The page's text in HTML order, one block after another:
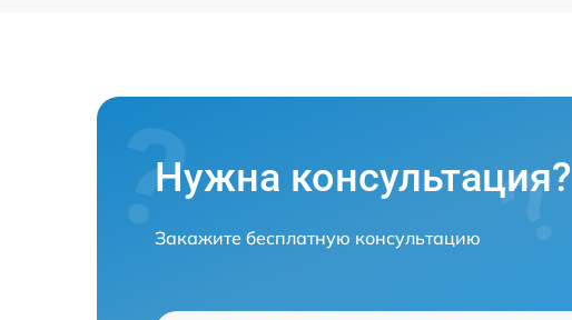
Нужна консультация?
Закажите бесплатную консультацию